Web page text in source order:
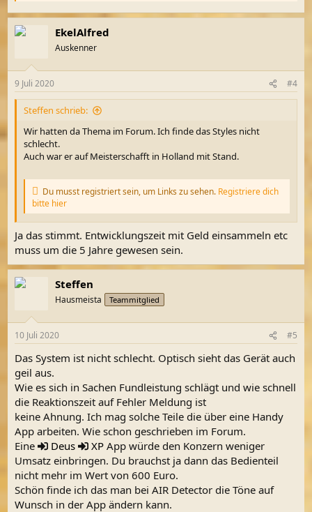
EkelAlfred
Auskenner
9 Juli 2020 #4
Steffen schrieb:
Wir hatten da Thema im Forum. Ich finde das Styles nicht
schlecht.
Auch war er auf Meisterschafft in Holland mit Stand.
Du musst registriert sein, um Links zu sehen. Registriere dich
bitte hier
Ja das stimmt. Entwicklungszeit mit Geld einsammeln etc
muss um die 5 Jahre gewesen sein.
Steffen
Hausmeista Teammitglied
10 Juli 2020 #5
Das System ist nicht schlecht. Optisch sieht das Gerät auch
geil aus.
Wie es sich in Sachen Fundleistung schlägt und wie schnell
die Reaktionszeit auf Fehler Meldung ist
keine Ahnung. Ich mag solche Teile die über eine Handy
App arbeiten. Wie schon geschrieben im Forum.
Eine
Deus XP App würde den Konzern weniger
Umsatz einbringen. Du brauchst ja dann das Bedienteil
nicht mehr im Wert von 600 Euro.
Schön finde ich das man bei AIR Detector die Töne auf
Wunsch in der App ändern kann.